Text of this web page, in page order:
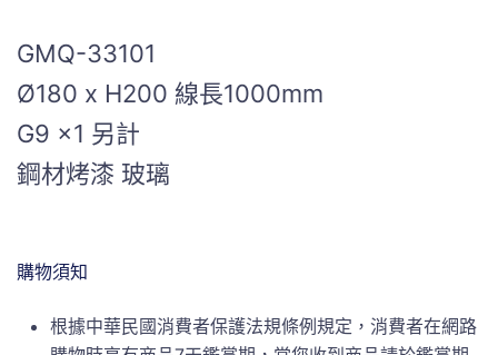
GMQ-33101
Ø180 x H200 線長1000mm
G9 x1 另計
鋼材烤漆 玻璃
購物須知
根據中華民國消費者保護法規條例規定，消費者在網路